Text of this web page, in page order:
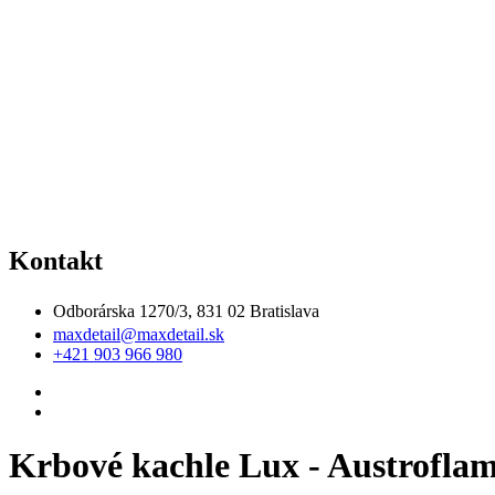
Kontakt
Odborárska 1270/3, 831 02 Bratislava
maxdetail@maxdetail.sk
+421 903 966 980
Krbové kachle Lux -